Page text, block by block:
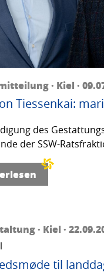
· Kiel ·
Tiessenkai:
des
der SSW-
· Kiel ·
til